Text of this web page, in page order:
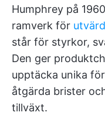
Humphrey på
ramverk för
står för styrkor,
Den ger
upptäcka unika
åtgärda brister
tillväxt.